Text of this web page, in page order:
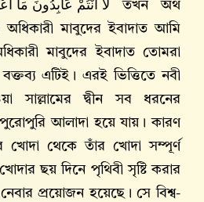
لَا أَنْتُمْ عَابِدُونَ مَا তখন অর্থ
মাবুদের ইবাদাত আমি
মাবুদের ইবাদাত তোমরা
এটিই। এরই ভিত্তিতে নবী
সাল্লামের দ্বীন সব ধরনের
আলাদা হয়ে যায়। কারণ
খোদা থেকে তাঁর খোদা সম্পূর্ণ
ছয় দিনে পৃথিবী সৃষ্টি করার
প্রয়োজন হয়েছে। সে বিশ্ব-